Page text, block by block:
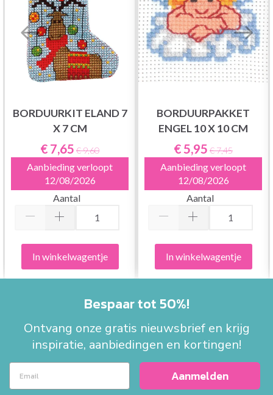
BORDUURKIT ELAND 7
X 7 CM
€ 7,65 € 9,60
Aanbieding verloopt
12/08/2026
Aantal
In winkelwagentje
BORDUURPAKKET
ENGEL 10 X 10 CM
€ 5,95 € 7,45
Aanbieding verloopt
12/08/2026
Aantal
In winkelwagentje
Bespaar tot 50%!
Ontvang onze gratis nieuwsbrief en krijg
inspiratie, aanbiedingen en kortingen!
Aanmelden